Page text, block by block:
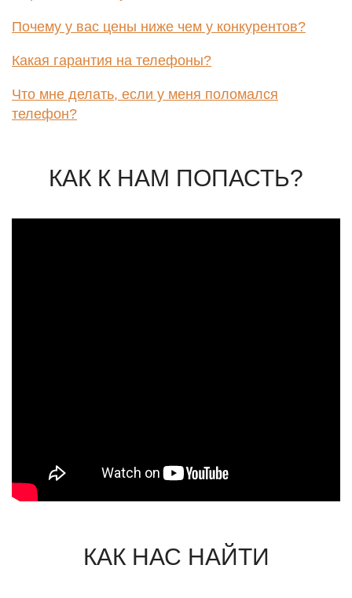
Почему у вас цены ниже чем у конкурентов?
Какая гарантия на телефоны?
Что мне делать, если у меня поломался
телефон?
КАК К НАМ ПОПАСТЬ?
КАК НАС НАЙТИ